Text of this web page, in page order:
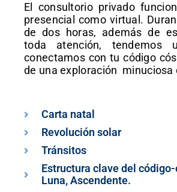
El consultorio privado
presencial como virtual.
de dos horas, además de
toda atención, tendemos
conectamos con tu código
de una exploración minuciosa
Carta natal
Revolución solar
Tránsitos
Estructura clave del
Luna, Ascendente.